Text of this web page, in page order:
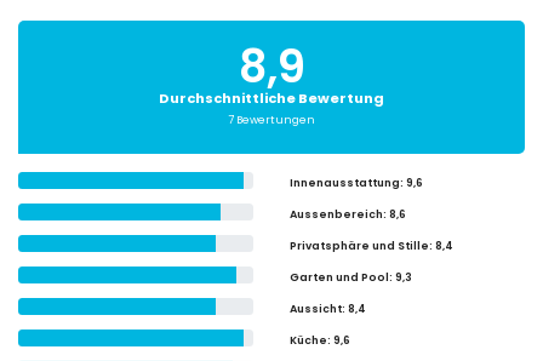
8,9
Durchschnittliche Bewertung
7 Bewertungen
Innenausstattung: 9,6
Aussenbereich: 8,6
Privatsphäre und Stille: 8,4
Garten und Pool: 9,3
Aussicht: 8,4
Küche: 9,6